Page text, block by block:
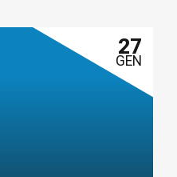
27
GEN